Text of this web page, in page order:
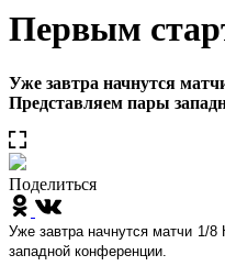
Первым
Уже завтра начнутся
Представляем пары
Поделиться
Уже завтра начнутся матчи 1/
западной конференции.